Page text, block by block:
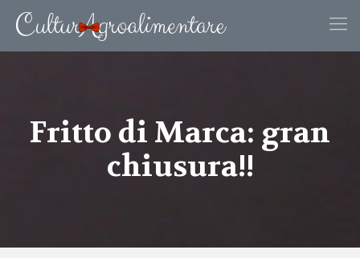
Fritto di Marca: gran
chiusura!!